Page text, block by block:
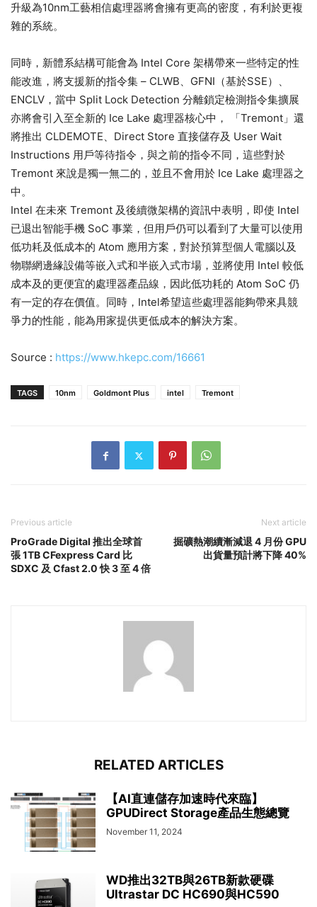
升級為10nm工藝相信處理器將會擁有更高的密度，有利於更複
雜的系統。
同時，新體系結構可能會為 Intel Core 架構帶來一些特定的性
能改進，將支援新的指令集 – CLWB、GFNI（基於SSE）、
ENCLV，當中 Split Lock Detection 分離鎖定檢測指令集擴展
亦將會引入至全新的 Ice Lake 處理器核心中， 「Tremont」還
將推出 CLDEMOTE、Direct Store 直接儲存及 User Wait
Instructions 用戶等待指令，與之前的指令不同，這些對於
Tremont 來說是獨一無二的，並且不會用於 Ice Lake 處理器之
中。
Intel 在未來 Tremont 及後續微架構的資訊中表明，即使 Intel
已退出智能手機 SoC 事業，但用戶仍可以看到了大量可以使用
低功耗及低成本的 Atom 應用方案，對於預算型個人電腦以及
物聯網邊緣設備等嵌入式和半嵌入式市場，並將使用 Intel 較低
成本及的更便宜的處理器產品線，因此低功耗的 Atom SoC 仍
有一定的存在價值。同時，Intel希望這些處理器能夠帶來具競
爭力的性能，能為用家提供更低成本的解決方案。
Source : https://www.hkepc.com/16661
TAGS 10nm Goldmont Plus intel Tremont
Previous article
ProGrade Digital 推出全球首
張 1TB CFexpress Card 比
SDXC 及 Cfast 2.0 快 3 至 4 倍
Next article
掘礦熱潮續漸減退 4 月份 GPU
出貨量預計將下降 40%
RELATED ARTICLES
【AI直連儲存加速時代來臨】
GPUDirect Storage產品生態總覽
November 11, 2024
WD推出32TB與26TB新款硬碟
Ultrastar DC HC690與HC590